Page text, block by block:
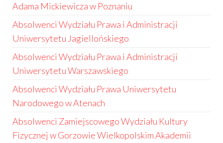
Adama Mickiewicza w Poznaniu
Absolwenci Wydziału Prawa i Administracji
Uniwersytetu Jagiellońskiego
Absolwenci Wydziału Prawa i Administracji
Uniwersytetu Warszawskiego
Absolwenci Wydziału Prawa Uniwersytetu
Narodowego w Atenach
Absolwenci Zamiejscowego Wydziału Kultury
Fizycznej w Gorzowie Wielkopolskim Akademii